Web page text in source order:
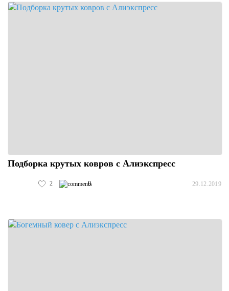
Подборка крутых ковров с Алиэкспресс
2 0 29.12.2019